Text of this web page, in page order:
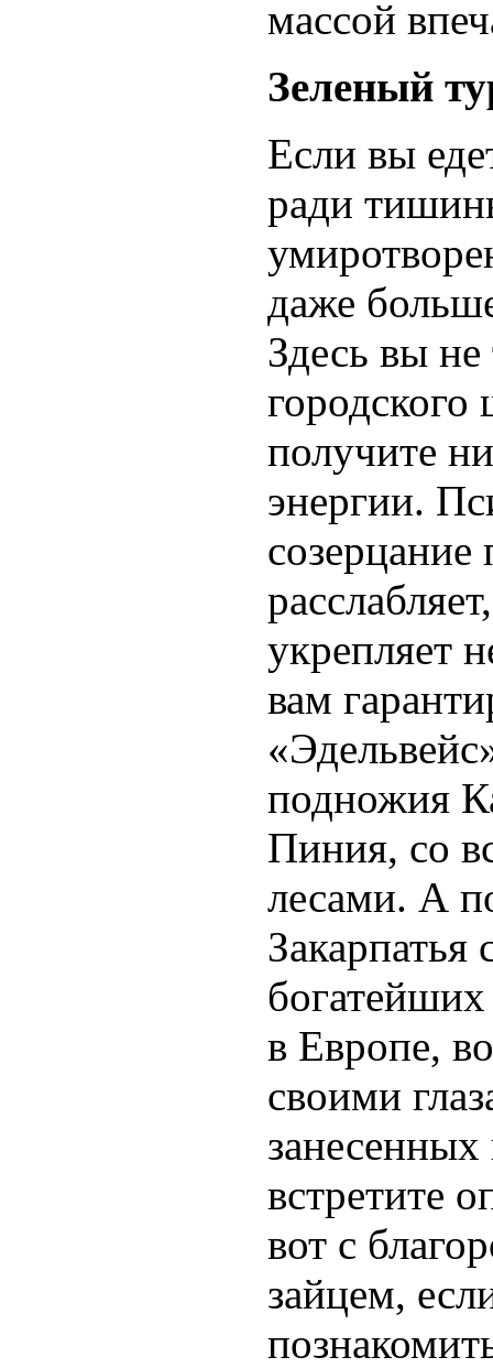
массой
Зеленый
Если вы
ради
даже
Здесь вы не
получите
энергии.
укрепляет
вам
подножия
Пиния, со
лесами. А
Закарпатья
в Европе,
своими
встретите
вот с
зайцем,